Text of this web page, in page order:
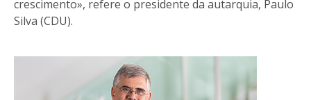
crescimento», refere o presidente da autarquia, Paulo
Silva (CDU).